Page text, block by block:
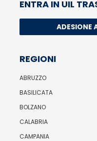
ENTRA IN UIL
ADESIONE
REGIONI
ABRUZZO
BASILICATA
BOLZANO
CALABRIA
CAMPANIA